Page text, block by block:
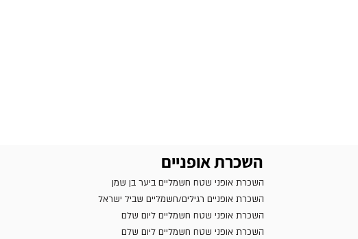
השכרת אופניים
השכרת אופני שטח חשמליים ביער בן שמן
השכרת אופניים רגילים/חשמליים שביל ישראל
השכרת אופני שטח חשמליים ליום שלם
השכרת אופני שטח חשמליים ליום שלם